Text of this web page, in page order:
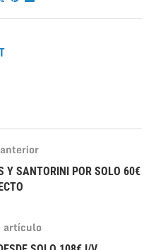
Y SANTORINI POR SOLO 60€
artículo